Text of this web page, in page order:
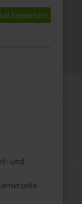
bewerben
und